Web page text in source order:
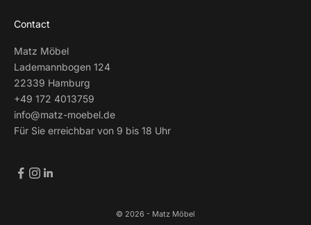
Contact
Matz Möbel
Lademannbogen 124
22339 Hamburg
+49 172 4013759
info@matz-moebel.de
Für Sie erreichbar von 9 bis 18 Uhr
© 2026 - Matz Möbel